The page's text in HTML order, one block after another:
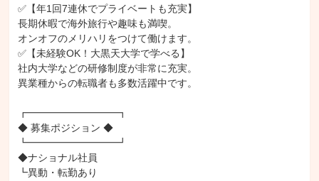
✅【年1回7連休でプライベートも充実】
長期休暇で海外旅行や趣味も満喫。
オンオフのメリハリをつけて働けます。
✅【未経験OK！大黒天大学で学べる】
社内大学などの研修制度が非常に充実。
異業種からの転職者も多数活躍中です。
┏━━━━━━━━━┓
◆ 募集ポジション ◆
┗━━━━━━━━━┛
◆ナショナル社員
┗異動・転勤あり